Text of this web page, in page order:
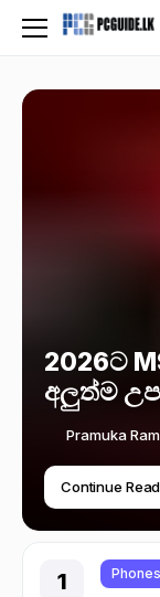
2026ට
අලුත්ම
Pramuka
Continue
Phones